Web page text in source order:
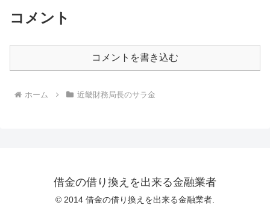
コメント
コメントを書き込む
ホーム 近畿財務局長のサラ金
借金の借り換えを出来る金融業者
© 2014 借金の借り換えを出来る金融業者.